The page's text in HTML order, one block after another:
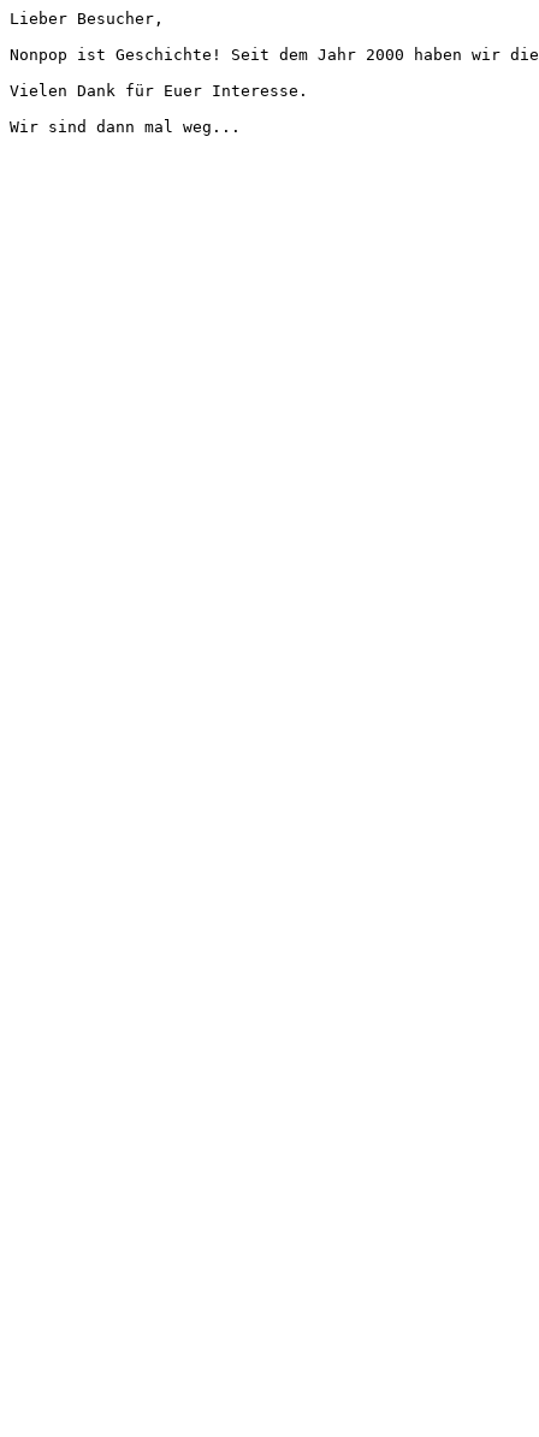
Lieber Besucher,
Nonpop ist Geschichte! Seit dem Jahr 2000 haben wir
Vielen Dank für Euer Interesse.
Wir sind dann mal weg...